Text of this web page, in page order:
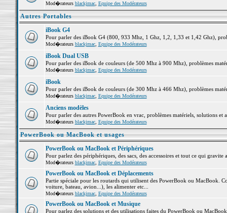
Mod�rateurs blackjmac, Equipe des Modérateurs
Autres Portables
iBook G4
Pour parler des iBook G4 (800, 933 Mhz, 1 Ghz, 1,2, 1,33 et 1,42 Ghz),
Mod�rateurs blackjmac, Equipe des Modérateurs
iBook Dual USB
Pour parler des iBook de couleurs (de 500 Mhz à 900 Mhz), problèmes
Mod�rateurs blackjmac, Equipe des Modérateurs
iBook
Pour parler des iBook de couleurs (de 300 Mhz à 466 Mhz), problèmes
Mod�rateurs blackjmac, Equipe des Modérateurs
Anciens modèles
Pour parler des autres PowerBook en vrac, problèmes matériels, solutions et
Mod�rateurs blackjmac, Equipe des Modérateurs
PowerBook ou MacBook et usages
PowerBook ou MacBook et Périphériques
Pour parlez des périphériques, des sacs, des accessoires et tout ce qui
Mod�rateurs blackjmac, Equipe des Modérateurs
PowerBook ou MacBook et Déplacements
Partie spéciale pour les routards qui utilisent des PowerBook ou MacBook.
voiture, bateau, avion...), les alimenter etc...
Mod�rateurs blackjmac, Equipe des Modérateurs
PowerBook ou MacBook et Musique
Pour parlez des solutions et des utilisations faites du PowerBook ou